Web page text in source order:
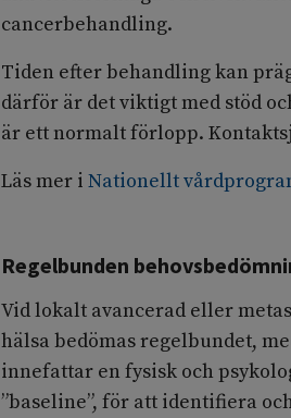
cancerbehandling.
Tiden efter behandling kan
därför är det viktigt med stöd
är ett normalt förlopp.
Läs mer iNationellt
Regelbunden
Vid lokalt avancerad eller
hälsa bedömas regelbundet,
innefattar en fysisk och
”baseline”, för att identifiera